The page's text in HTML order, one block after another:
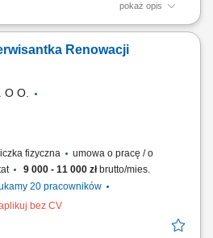
pokaż opis
branży transportu i logistyki, działający w
pracy, w którym liczą się
rozwój pracowników. Dołączając do
Renowacji
O O.
fizyczna
umowa o pracę / o
9 000 - 11 000 złbrutto/mies.
20 pracowników
bez CV